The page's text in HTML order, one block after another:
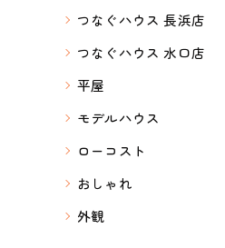
つなぐハウス 長浜店
つなぐハウス 水口店
平屋
モデルハウス
ローコスト
おしゃれ
外観